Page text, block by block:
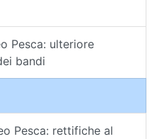
Pesca: ulteriore
bandi
Pesca: rettifiche al